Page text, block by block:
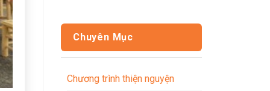
Chuyên Mục
Chương trình thiện nguyện